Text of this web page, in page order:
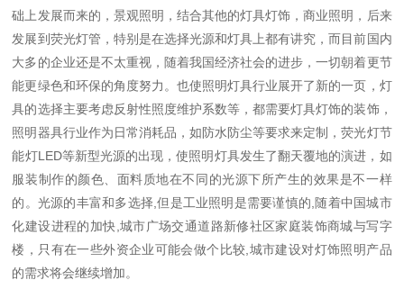
础上发展而来的，景观照明，结合其他的灯具灯饰，商业照明，后来
发展到荧光灯管，特别是在选择光源和灯具上都有讲究，而目前国内
大多的企业还是不太重视，随着我国经济社会的进步，一切朝着更节
能更绿色和环保的角度努力。也使照明灯具行业展开了新的一页，灯
具的选择主要考虑反射性照度维护系数等，都需要灯具灯饰的装饰，
照明器具行业作为日常消耗品，如防水防尘等要求来定制，荧光灯节
能灯LED等新型光源的出现，使照明灯具发生了翻天覆地的演进，如
服装制作的颜色、面料质地在不同的光源下所产生的效果是不一样
的。光源的丰富和多选择,但是工业照明是需要谨慎的,随着中国城市
化建设进程的加快,城市广场交通道路新修社区家庭装饰商城与写字
楼，只有在一些外资企业可能会做个比较,城市建设对灯饰照明产品
的需求将会继续增加。